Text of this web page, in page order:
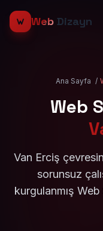
Web Dizayn
Ana Sayfa /
Web
Van Erciş
sorunsuz
kurgulanmış Web